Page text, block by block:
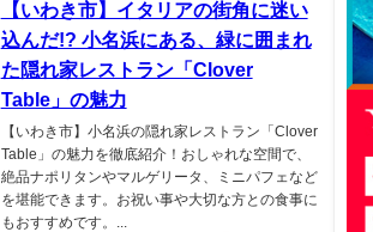
【いわき市】イタリアの街角に迷い
込んだ!? 小名浜にある、緑に囲まれ
た隠れ家レストラン「Clover
Table」の魅力
【いわき市】小名浜の隠れ家レストラン「Clover
Table」の魅力を徹底紹介！おしゃれな空間で、
絶品ナポリタンやマルゲリータ、ミニパフェなど
を堪能できます。お祝い事や大切な方との食事に
もおすすめです。...